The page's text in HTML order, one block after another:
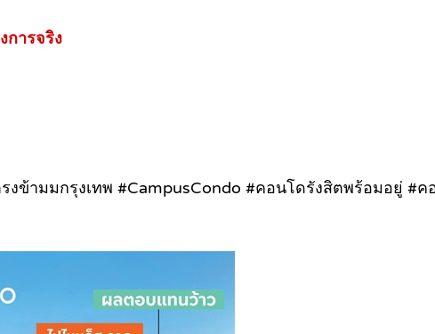
การจริง
งข้ามมกรุงเทพ #CampusCondo #คอนโดรังสิตพร้อมอยู่ #